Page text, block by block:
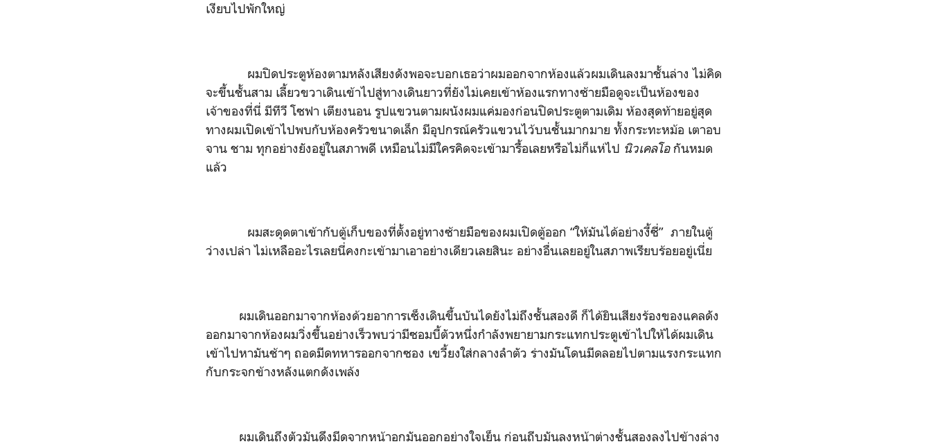
เงียบไปพักใหญ่
ผมปิดประตูห้องตามหลังเสียงดังพอจะบอกเธอว่าผมออกจากห้องแล้วผมเดินลงมาชั้นล่าง ไม่คิด
จะขึ้นชั้นสาม เลี้ยวขวาเดินเข้าไปสู่ทางเดินยาวที่ยังไม่เคยเข้าห้องแรกทางซ้ายมือดูจะเป็นห้องของ
เจ้าของที่นี่ มีทีวี โซฟา เตียงนอน รูปแขวนตามผนังผมแค่มองก่อนปิดประตูตามเดิม ห้องสุดท้ายอยู่สุด
ทางผมเปิดเข้าไปพบกับห้องครัวขนาดเล็ก มีอุปกรณ์ครัวแขวนไว้บนชั้นมากมาย ทั้งกระทะหม้อ เตาอบ
จาน ชาม ทุกอย่างยังอยู่ในสภาพดี เหมือนไม่มีใครคิดจะเข้ามารื้อเลยหรือไม่ก็แห่ไป นิวเคลโอกันหมด
แล้ว
ผมสะดุดตาเข้ากับตู้เก็บของที่ตั้งอยู่ทางซ้ายมือของผมเปิดตู้ออก “ให้มันได้อย่างงี้ซี่” ภายในตู้
ว่างเปล่า ไม่เหลืออะไรเลยนี่คงกะเข้ามาเอาอย่างเดียวเลยสินะ อย่างอื่นเลยอยู่ในสภาพเรียบร้อยอยู่เนี่ย
ผมเดินออกมาจากห้องด้วยอาการเซ็งเดินขึ้นบันไดยังไม่ถึงชั้นสองดี ก็ได้ยินเสียงร้องของแคลดัง
ออกมาจากห้องผมวิ่งขึ้นอย่างเร็วพบว่ามีซอมบี้ตัวหนึ่งกำลังพยายามกระแทกประตูเข้าไปให้ได้ผมเดิน
เข้าไปหามันช้าๆ ถอดมีดทหารออกจากซอง เขวี้ยงใส่กลางลำตัว ร่างมันโดนมีดลอยไปตามแรงกระแทก
กับกระจกข้างหลังแตกดังเพล้ง
ผมเดินถึงตัวมันดึงมีดจากหน้าอกมันออกอย่างใจเย็น ก่อนถีบมันลงหน้าต่างชั้นสองลงไปข้างล่าง